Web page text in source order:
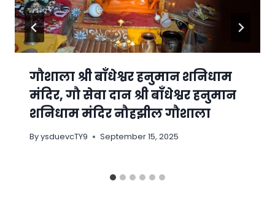
गौशाला श्री बाँधेश्वर हनुमान शनिधाम
मंदिर, गौ सेवा दान श्री बाँधेश्वर हनुमान
शनिधाम मंदिर नौहझील गौशाला
ByysduevcTY9 September 15, 2025